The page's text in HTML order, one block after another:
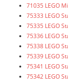
71035 LEGO
75333 LEGO
75335 LEGO
75336 LEGO
75338 LEGO
75339 LEGO
75341 LEGO
75342 LEGO